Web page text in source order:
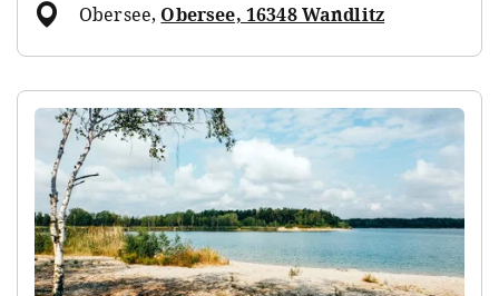
Obersee, Obersee, 16348 Wandlitz